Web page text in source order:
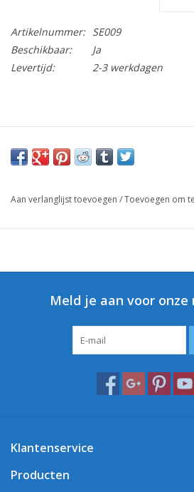
Artikelnummer: SE009
Beschikbaar:
Ja
Levertijd:
2-3 werkdagen
Aan verlanglijst toevoegen /Toevoegen om
Meld je aan voor onze
Klantenservice
Producten